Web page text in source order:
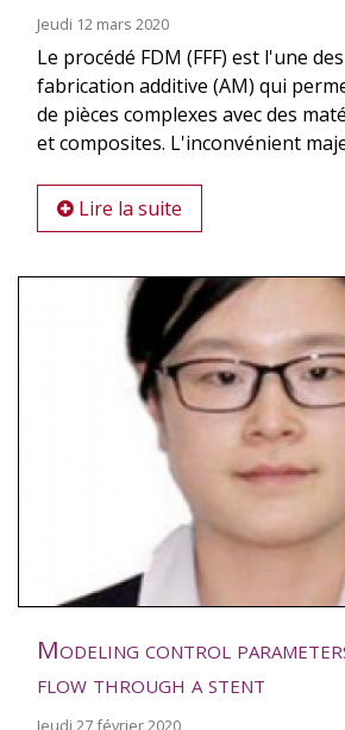
Jeudi 12 mars 2020
Le procédé FDM (FFF) est l'une
fabrication additive (AM) qui
de pièces complexes avec des
et composites. L'inconvénient
Lire la suite
Modeling control
flow through a stent
Jeudi 27 février 2020